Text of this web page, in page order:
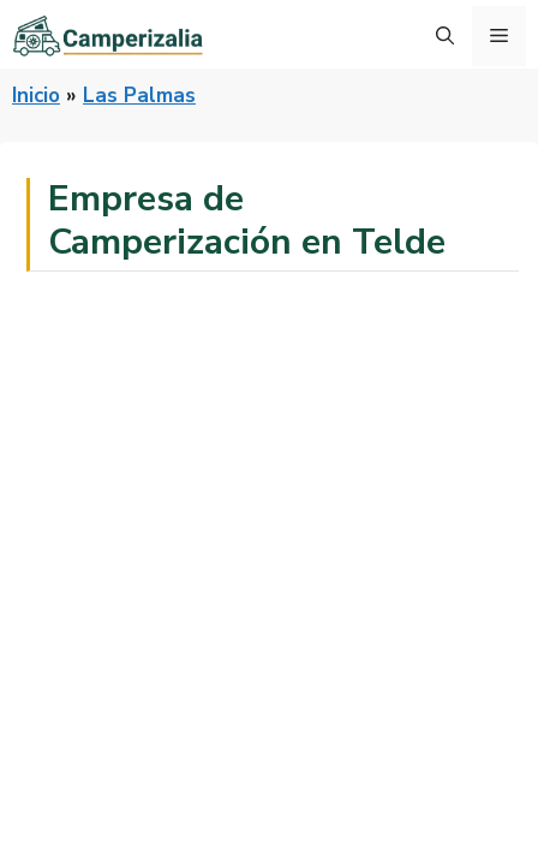
Saltar
al
Inicio » Las Palmas
Empresa de
Camperización en Telde